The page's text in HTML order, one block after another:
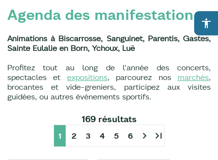
accessibility
Agenda des manifestations
Animations à Biscarrosse, Sanguinet, Parentis, Gastes,
Sainte Eulalie en Born, Ychoux, Luë
Profitez tout au long de l'année des concerts,
spectacles et expositions, parcourez nos marchés,
brocantes et vide-greniers, participez aux visites
guidées, ou autres événements sportifs.
169 résultats
1 2 3 4 5 6 chevron_right last_page